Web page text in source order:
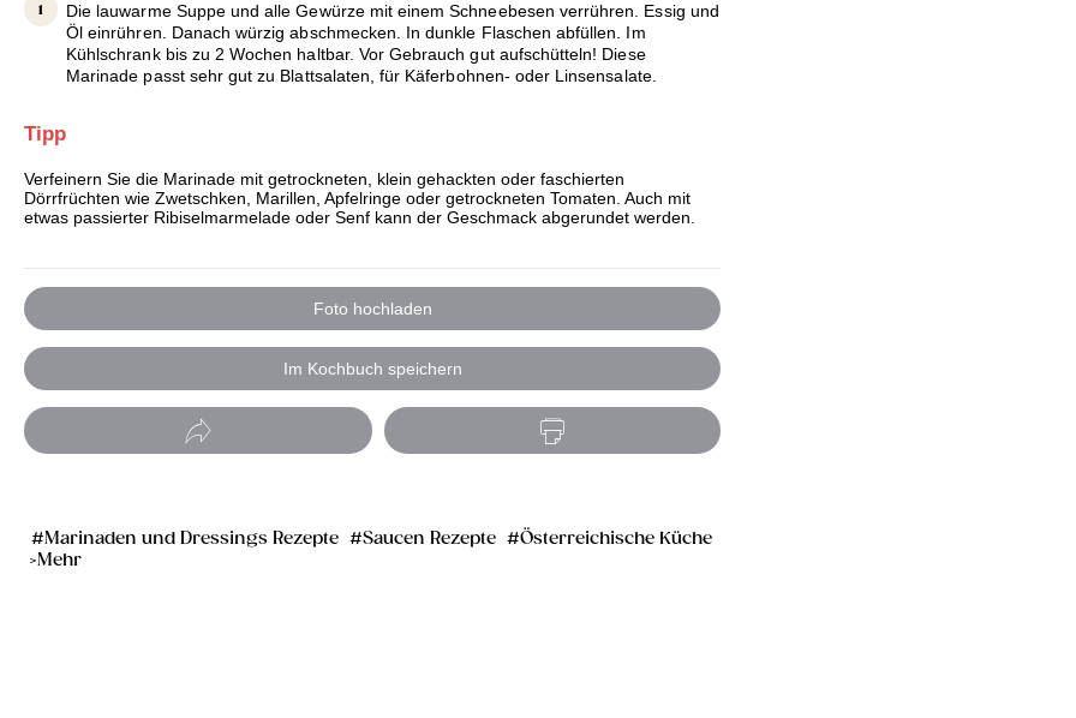
Die lauwarme Suppe und alle Gewürze mit einem Schneebesen verrühren. Essig und
Öl einrühren. Danach würzig abschmecken. In dunkle Flaschen abfüllen. Im
Kühlschrank bis zu 2 Wochen haltbar. Vor Gebrauch gut aufschütteln! Diese
Marinade passt sehr gut zu Blattsalaten, für Käferbohnen- oder Linsensalate.
Tipp
Verfeinern Sie die Marinade mit getrockneten, klein gehackten oder faschierten
Dörrfrüchten wie Zwetschken, Marillen, Apfelringe oder getrockneten Tomaten. Auch mit
etwas passierter Ribiselmarmelade oder Senf kann der Geschmack abgerundet werden.
Foto hochladen
Im Kochbuch speichern
Marinaden und Dressings Rezepte Saucen Rezepte
Österreichische Küche
Mehr